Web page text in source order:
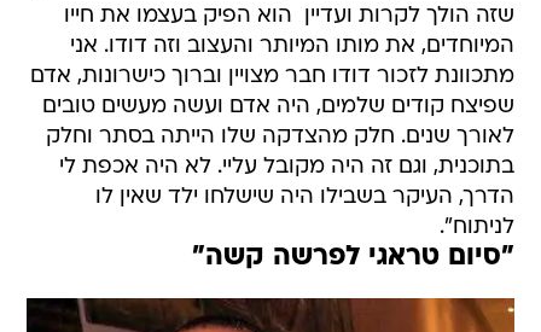
שזה הולך לקרות ועדיין  הוא הפיק בעצמו את חייו
המיוחדים, את מותו המיותר והעצוב וזה דודו. אני
מתכוונת לזכור דודו חבר מצויין וברוך כישרונות, אדם
שפיצח קודים שלמים, היה אדם ועשה מעשים טובים
לאורך שנים. חלק מהצדקה שלו הייתה בסתר וחלק
בתוכנית, וגם זה היה מקובל עליי. לא היה אכפת לי
הדרך, העיקר בשבילו היה שישלחו ילד שאין לו
לניתוח".
"סיום טראגי לפרשה קשה"